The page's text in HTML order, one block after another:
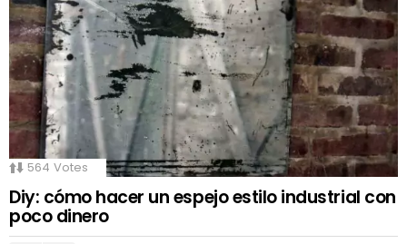
564 Votes
Diy: cómo hacer un espejo estilo industrial con
poco dinero